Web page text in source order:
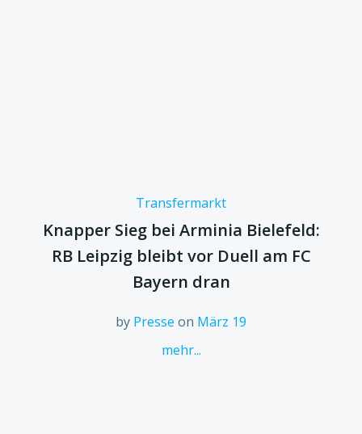
Transfermarkt
Knapper Sieg bei Arminia Bielefeld:
RB Leipzig bleibt vor Duell am FC
Bayern dran
by Presse on März 19
mehr...